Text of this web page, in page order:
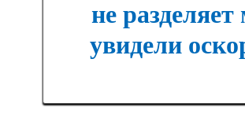
не
увидели